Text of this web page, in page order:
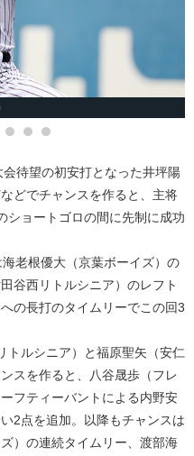
待望の初安打となった井坪陽
どでチャンスを作ると、主将
ショートゴロの間に先制に成功
老根優大（京葉ボーイズ）の
谷西リトルシニア）のレフト
の長打のタイムリーでこの回3
ルシニア）と福原聖矢（安仁
スを作ると、八谷晟歩（フレ
フティーバントによる内野安
2点を追加。以降もチャンスは
）の連続タイムリー、渡部海